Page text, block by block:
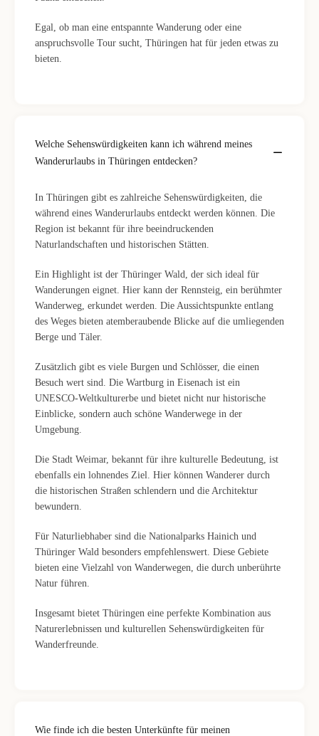
Egal, ob man eine entspannte Wanderung oder eine
anspruchsvolle Tour sucht, Thüringen hat für jeden etwas zu
bieten.
Welche Sehenswürdigkeiten kann ich während meines
Wanderurlaubs in Thüringen entdecken?
In Thüringen gibt es zahlreiche Sehenswürdigkeiten, die
während eines Wanderurlaubs entdeckt werden können. Die
Region ist bekannt für ihre beeindruckenden
Naturlandschaften und historischen Stätten.
Ein Highlight ist der Thüringer Wald, der sich ideal für
Wanderungen eignet. Hier kann der Rennsteig, ein berühmter
Wanderweg, erkundet werden. Die Aussichtspunkte entlang
des Weges bieten atemberaubende Blicke auf die umliegenden
Berge und Täler.
Zusätzlich gibt es viele Burgen und Schlösser, die einen
Besuch wert sind. Die Wartburg in Eisenach ist ein
UNESCO-Weltkulturerbe und bietet nicht nur historische
Einblicke, sondern auch schöne Wanderwege in der
Umgebung.
Die Stadt Weimar, bekannt für ihre kulturelle Bedeutung, ist
ebenfalls ein lohnendes Ziel. Hier können Wanderer durch
die historischen Straßen schlendern und die Architektur
bewundern.
Für Naturliebhaber sind die Nationalparks Hainich und
Thüringer Wald besonders empfehlenswert. Diese Gebiete
bieten eine Vielzahl von Wanderwegen, die durch unberührte
Natur führen.
Insgesamt bietet Thüringen eine perfekte Kombination aus
Naturerlebnissen und kulturellen Sehenswürdigkeiten für
Wanderfreunde.
Wie finde ich die besten Unterkünfte für meinen